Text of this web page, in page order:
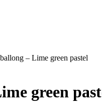
– Lime green pastel
green